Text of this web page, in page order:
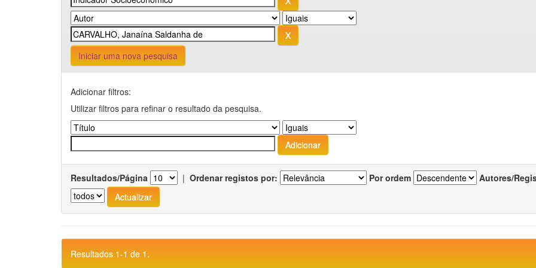
Iniciar uma nova pesquisa
Adicionar filtros:
Utilizar filtros para refinar o resultado da pesquisa.
Resultados/Página | Ordenar registos por: Por ordem Autores/
Resultados 1-1 de 1.